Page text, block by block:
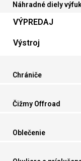
Náhradné diely
VÝPREDAJ
Výstroj
Chrániče
Čižmy Offroad
Oblečenie